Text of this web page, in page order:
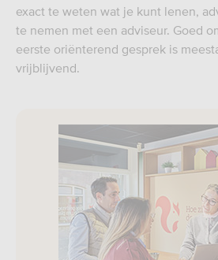
exact te weten wat je kunt lenen,
te nemen met een adviseur. Goed
eerste oriënterend gesprek is
vrijblijvend.